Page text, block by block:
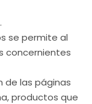
se permite al
concernientes
de las páginas
productos que